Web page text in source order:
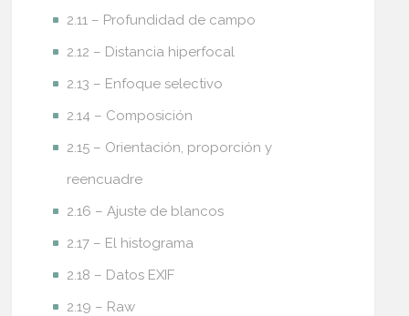
2.11 – Profundidad de campo
2.12 – Distancia hiperfocal
2.13 – Enfoque selectivo
2.14 – Composición
2.15 – Orientación, proporción y
reencuadre
2.16 – Ajuste de blancos
2.17 – El histograma
2.18 – Datos EXIF
2.19 – Raw